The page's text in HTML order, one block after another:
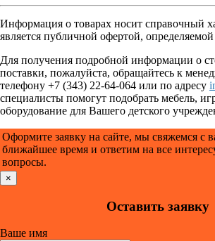
Информация о товарах носит справочный
является публичной офертой,
Для получения подробной информации о
поставки, пожалуйста, обращайтесь к
телефону +7 (343) 22-64-064 или по адресу
специалисты помогут подобрать мебель,
оборудование для Вашего детского
Оформите заявку на сайте, мы свяжемся с
ближайшее время и ответим на все
вопросы.
×
Оставить заявку
Ваше имя